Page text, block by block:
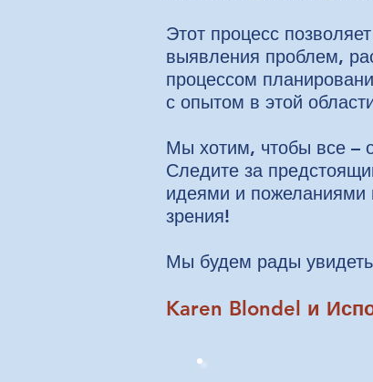
Этот процесс
выявления проблем,
процессом
с опытом в этой
Мы хотим, чтобы все –
Следите за
идеями и пожеланиями
зрения!
Мы будем рады
Karen Blondel и